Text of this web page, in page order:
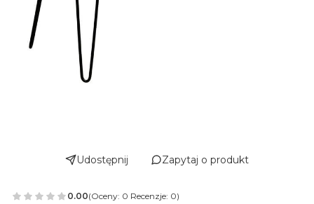
Udostępnij Zapytaj o produkt
0.00(Oceny: 0 Recenzje: 0)